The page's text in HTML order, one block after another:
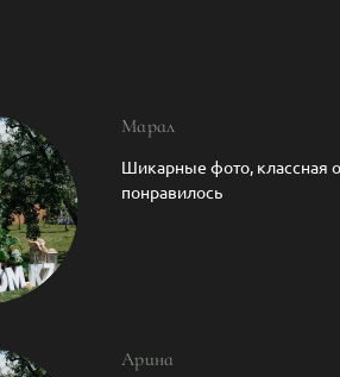
Марал
Шикарные фото, классная
понравилось
Арина